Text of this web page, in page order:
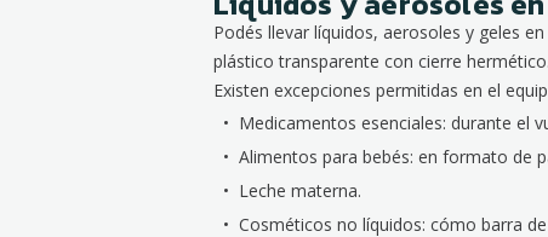
Podés llevar líquidos, aerosoles y geles
plástico transparente con cierre hermético.
Existen excepciones permitidas en el
Medicamentos esenciales: durante el
Alimentos para bebés: en formato de
Leche materna.
Cosméticos no líquidos: cómo barra